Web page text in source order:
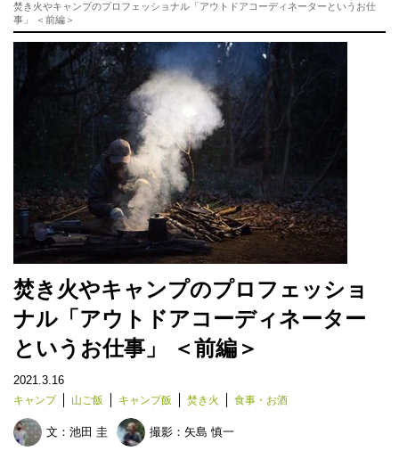
焚き火やキャンプのプロフェッショナル「アウトドアコーディネーターというお仕
事」 ＜前編＞
焚き火やキャンプのプロフェッショ
ナル「アウトドアコーディネーター
というお仕事」 ＜前編＞
2021.3.16
キャンプ 山ご飯 キャンプ飯 焚き火 食事・お酒
文： 池田 圭 撮影： 矢島 慎一